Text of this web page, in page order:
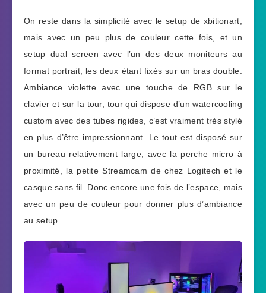
On reste dans la simplicité avec le setup de xbitionart,
mais avec un peu plus de couleur cette fois, et un
setup dual screen avec l’un des deux moniteurs au
format portrait, les deux étant fixés sur un bras double.
Ambiance violette avec une touche de RGB sur le
clavier et sur la tour, tour qui dispose d’un watercooling
custom avec des tubes rigides, c’est vraiment très stylé
en plus d’être impressionnant. Le tout est disposé sur
un bureau relativement large, avec la perche micro à
proximité, la petite Streamcam de chez Logitech et le
casque sans fil. Donc encore une fois de l’espace, mais
avec un peu de couleur pour donner plus d’ambiance
au setup.